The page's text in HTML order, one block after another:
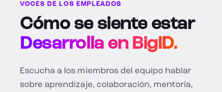
VOCES DE LOS EMPLEADOS
Cómo se siente estar
Desarrolla en BigID.
Escucha a los miembros del equipo hablar
sobre aprendizaje, colaboración, mentoría,